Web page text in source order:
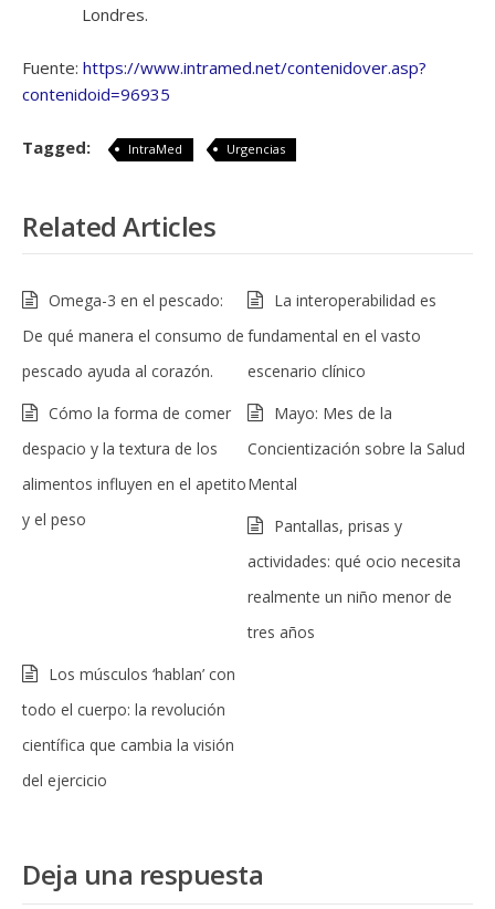
Londres.
Fuente: https://www.intramed.net/contenidover.asp?
contenidoid=96935
Tagged: IntraMed Urgencias
Related Articles
Omega-3 en el pescado:
De qué manera el consumo de
pescado ayuda al corazón.
La interoperabilidad es
fundamental en el vasto
escenario clínico
Cómo la forma de comer
despacio y la textura de los
alimentos influyen en el apetito
y el peso
Mayo: Mes de la
Concientización sobre la Salud
Mental
Pantallas, prisas y
actividades: qué ocio necesita
realmente un niño menor de
tres años
Los músculos ‘hablan’ con
todo el cuerpo: la revolución
científica que cambia la visión
del ejercicio
Deja una respuesta